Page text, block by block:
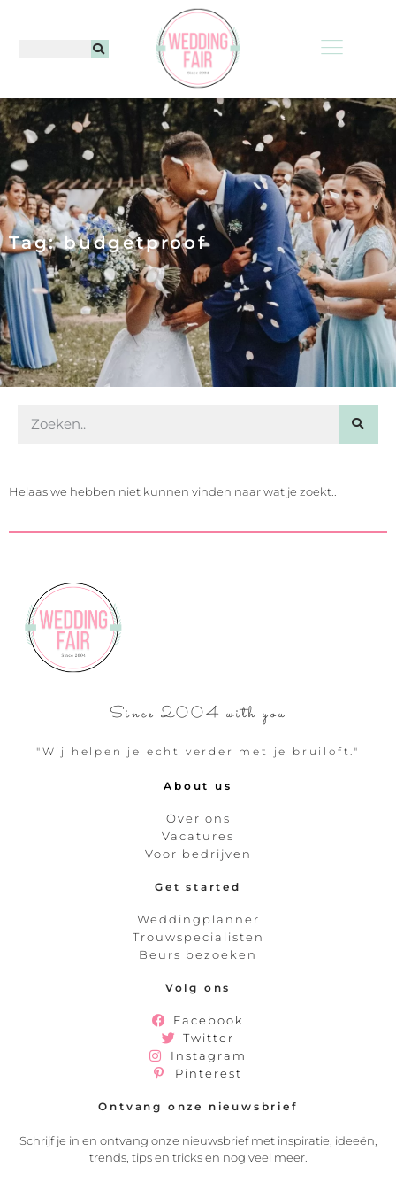
Tag: budgetproof
Helaas we hebben niet kunnen vinden naar wat je zoekt..
Since 2004 with you
"Wij helpen je echt verder met je bruiloft."
About us
Over ons
Vacatures
Voor bedrijven
Get started
Weddingplanner
Trouwspecialisten
Beurs bezoeken
Volg ons
Facebook
Twitter
Instagram
Pinterest
Ontvang onze nieuwsbrief
Schrijf je in en ontvang onze nieuwsbrief met inspiratie, ideeën,
trends, tips en tricks en nog veel meer.